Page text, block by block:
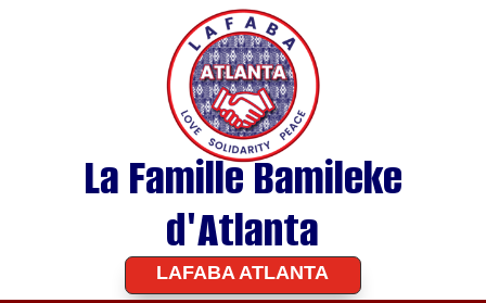
La Famille Bamileke
d'Atlanta
LAFABA ATLANTA